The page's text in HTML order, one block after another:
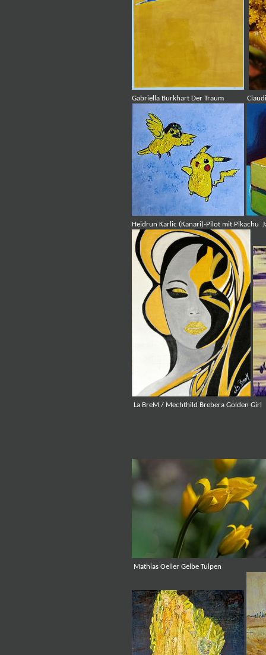
Gabriella Burkhart Der Traum Claudia
Heidrun Karlic (Kanari)-Pilot mit Pikachu
La BreM / Mechthild Brebera
Mathias Oeller Gelbe Tulpen